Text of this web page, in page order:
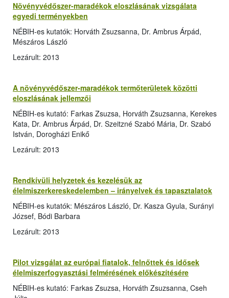
Növényvédőszer-maradékok eloszlásának vizsgálata
egyedi terményekben
NÉBIH-es kutatók: Horváth Zsuzsanna, Dr. Ambrus Árpád,
Mészáros László
Lezárult: 2013
A növényvédőszer-maradékok termőterületek közötti
eloszlásának jellemzői
NÉBIH-es kutató: Farkas Zsuzsa, Horváth Zsuzsanna, Kerekes
Kata, Dr. Ambrus Árpád, Dr. Szeitzné Szabó Mária, Dr. Szabó
István, Dorogházi Enikő
Lezárult: 2013
Rendkívüli helyzetek és kezelésük az
élelmiszerkereskedelemben – irányelvek és tapasztalatok
NÉBIH-es kutatók: Mészáros László, Dr. Kasza Gyula, Surányi
József, Bódi Barbara
Lezárult: 2013
Pilot vizsgálat az európai fiatalok, felnőttek és idősek
élelmiszerfogyasztási felmérésének előkészítésére
NÉBIH-es kutató: Farkas Zsuzsa, Horváth Zsuzsanna, Cseh